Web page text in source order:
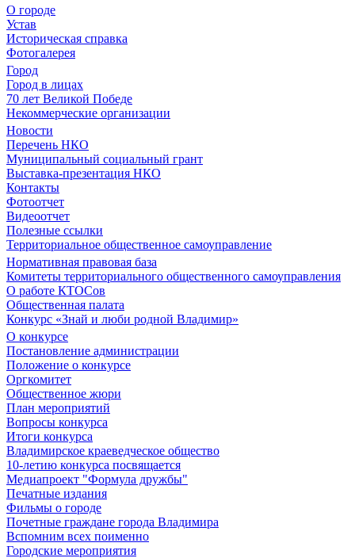
О городе
Устав
Историческая справка
Фотогалерея
Город
Город в лицах
70 лет Великой Победе
Некоммерческие организации
Новости
Перечень НКО
Муниципальный социальный грант
Выставка-презентация НКО
Контакты
Фотоотчет
Видеоотчет
Полезные ссылки
Территориальное общественное самоуправление
Нормативная правовая база
Комитеты территориального общественного самоуправления
О работе КТОСов
Общественная палата
Конкурс «Знай и люби родной Владимир»
О конкурсе
Постановление администрации
Положение о конкурсе
Оргкомитет
Общественное жюри
План мероприятий
Вопросы конкурса
Итоги конкурса
Владимирское краеведческое общество
10-летию конкурса посвящается
Медиапроект "Формула дружбы"
Печатные издания
Фильмы о городе
Почетные граждане города Владимира
Вспомним всех поименно
Городские мероприятия